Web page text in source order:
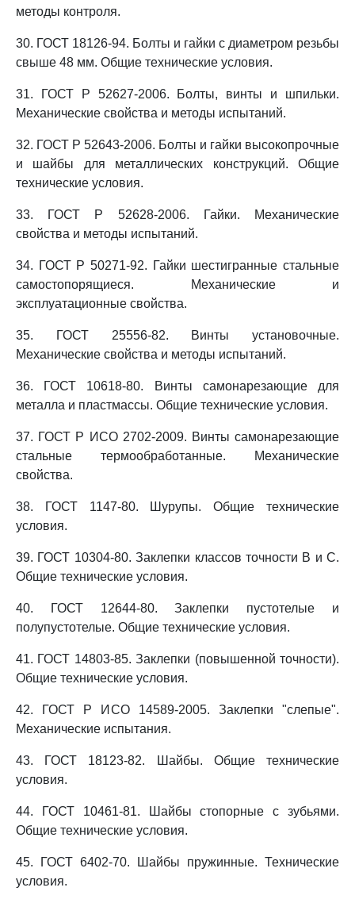
методы контроля.
30. ГОСТ 18126-94. Болты и гайки с диаметром резьбы
свыше 48 мм. Общие технические условия.
31. ГОСТ Р 52627-2006. Болты, винты и шпильки.
Механические свойства и методы испытаний.
32. ГОСТ Р 52643-2006. Болты и гайки высокопрочные
и шайбы для металлических конструкций. Общие
технические условия.
33. ГОСТ Р 52628-2006. Гайки. Механические
свойства и методы испытаний.
34. ГОСТ Р 50271-92. Гайки шестигранные стальные
самостопорящиеся. Механические и
эксплуатационные свойства.
35. ГОСТ 25556-82. Винты установочные.
Механические свойства и методы испытаний.
36. ГОСТ 10618-80. Винты самонарезающие для
металла и пластмассы. Общие технические условия.
37. ГОСТ Р ИСО 2702-2009. Винты самонарезающие
стальные термообработанные. Механические
свойства.
38. ГОСТ 1147-80. Шурупы. Общие технические
условия.
39. ГОСТ 10304-80. Заклепки классов точности B и C.
Общие технические условия.
40. ГОСТ 12644-80. Заклепки пустотелые и
полупустотелые. Общие технические условия.
41. ГОСТ 14803-85. Заклепки (повышенной точности).
Общие технические условия.
42. ГОСТ Р ИСО 14589-2005. Заклепки "слепые".
Механические испытания.
43. ГОСТ 18123-82. Шайбы. Общие технические
условия.
44. ГОСТ 10461-81. Шайбы стопорные с зубьями.
Общие технические условия.
45. ГОСТ 6402-70. Шайбы пружинные. Технические
условия.